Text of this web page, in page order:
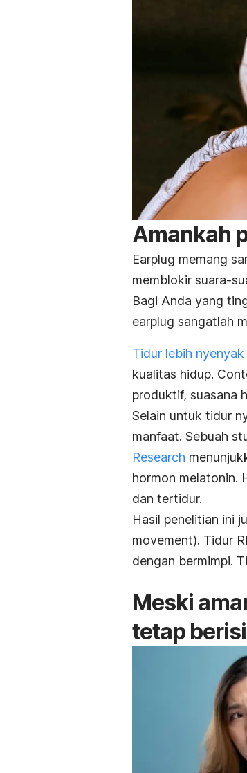
Amankah
Earplug memang
memblokir suara-
Bagi Anda yang
earplug sangatlah
Tidur lebih nyenyak
kualitas hidup.
produktif, suasana
Selain untuk tidur
manfaat. Sebuah
Research
hormon melatonin.
dan tertidur.
Hasil penelitian ini
movement). Tidur
dengan bermimpi.
Meski
tetap